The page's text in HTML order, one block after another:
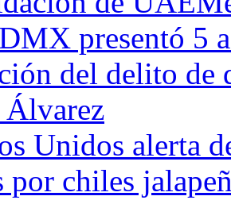
presentó 5
del delito de
Álvarez
Unidos alerta
por chiles